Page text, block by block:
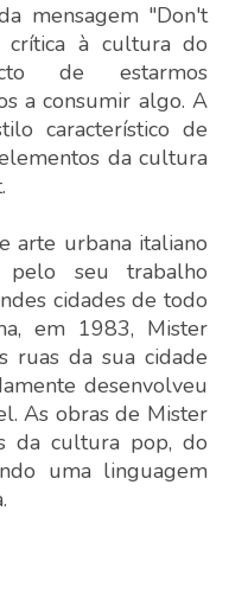
mensagem "Don't
à cultura do
de estarmos
a consumir algo. A
característico de
da cultura
arte urbana italiano
seu trabalho
cidades de todo
em 1983, Mister
ruas da sua cidade
desenvolveu
As obras de Mister
da cultura pop, do
uma linguagem